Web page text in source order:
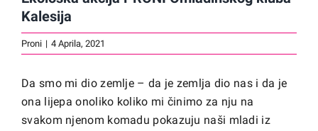
Kalesija
Proni | 4 Aprila, 2021
Da smo mi dio zemlje – da je zemlja dio nas i da je
ona lijepa onoliko koliko mi činimo za nju na
svakom njenom komadu pokazuju naši mladi iz